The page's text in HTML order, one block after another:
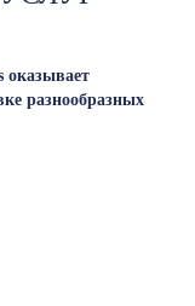
оказывает
разнообразных